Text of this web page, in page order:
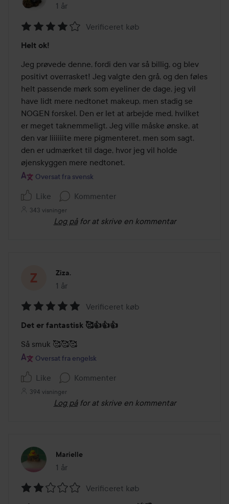
1 år
Posten blev oprettet 1 år
4
ud
af
5
Verificeret køb
Helt ok!
Jeg prøvede denne, fordi den var så billig, og blev
positivt overrasket! Jeg valgte den grå, og den føles
helt passende mørk som eyeliner de dage, jeg vil
have lidt mere nedtonet makeup, men stadig se
NOGEN forskel. Den er let at arbejde med, hvilket
er meget taknemmeligt. Jeg ville måske ønske, at
den var liiiiiite mere pigmenteret, men som sagt,
den er udmærket til dage, hvor jeg vil holde
øjenskyggen mere nedtonet.
Oversat fra svensk
Like Kommenter
343 visninger
Log på for at skrive en kommentar
Ziza.
1 år
Posten blev oprettet 1 år
5
ud
af
Verificeret køb
Det er fantastisk 🥰👍👍👍
Så smuk 🥰🥰🥰
Oversat fra engelsk
Like Kommenter
394 visninger
Log på for at skrive en kommentar
Marielle
1 år
Posten blev oprettet 1 år
Verificeret køb